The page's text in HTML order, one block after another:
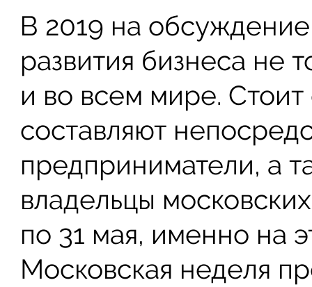
В 2019 на
развития бизнеса не
и во всем мире. Стоит
составляют
предприниматели, а
владельцы
по 31 мая, именно на
Московская неделя